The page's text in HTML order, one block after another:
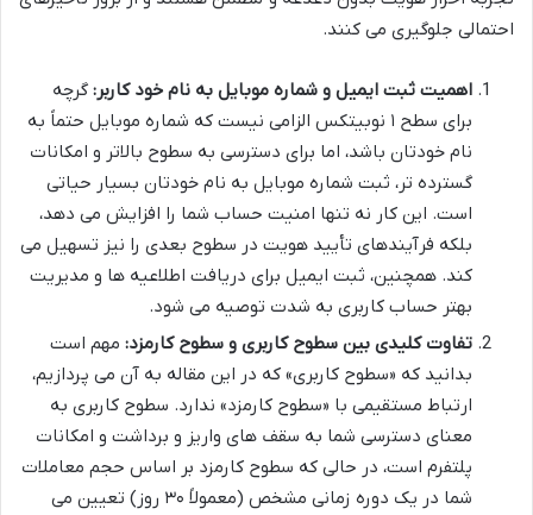
احتمالی جلوگیری می کنند.
اهمیت ثبت ایمیل و شماره موبایل به نام خود کاربر: گرچه
برای سطح ۱ نوبیتکس الزامی نیست که شماره موبایل حتماً به
نام خودتان باشد، اما برای دسترسی به سطوح بالاتر و امکانات
گسترده تر، ثبت شماره موبایل به نام خودتان بسیار حیاتی
است. این کار نه تنها امنیت حساب شما را افزایش می دهد،
بلکه فرآیندهای تأیید هویت در سطوح بعدی را نیز تسهیل می
کند. همچنین، ثبت ایمیل برای دریافت اطلاعیه ها و مدیریت
بهتر حساب کاربری به شدت توصیه می شود.
تفاوت کلیدی بین سطوح کاربری و سطوح کارمزد: مهم است
بدانید که «سطوح کاربری» که در این مقاله به آن می پردازیم،
ارتباط مستقیمی با «سطوح کارمزد» ندارد. سطوح کاربری به
معنای دسترسی شما به سقف های واریز و برداشت و امکانات
پلتفرم است، در حالی که سطوح کارمزد بر اساس حجم معاملات
شما در یک دوره زمانی مشخص (معمولاً ۳۰ روز) تعیین می